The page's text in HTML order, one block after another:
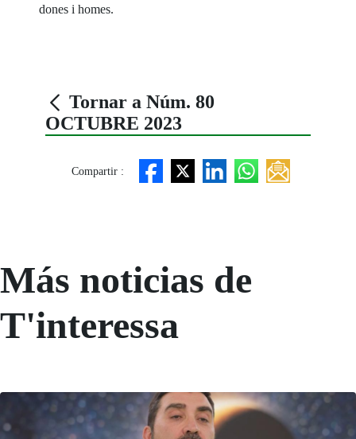
dones i homes.
Tornar a Núm. 80
OCTUBRE 2023
Compartir :
Más noticias de
T'interessa